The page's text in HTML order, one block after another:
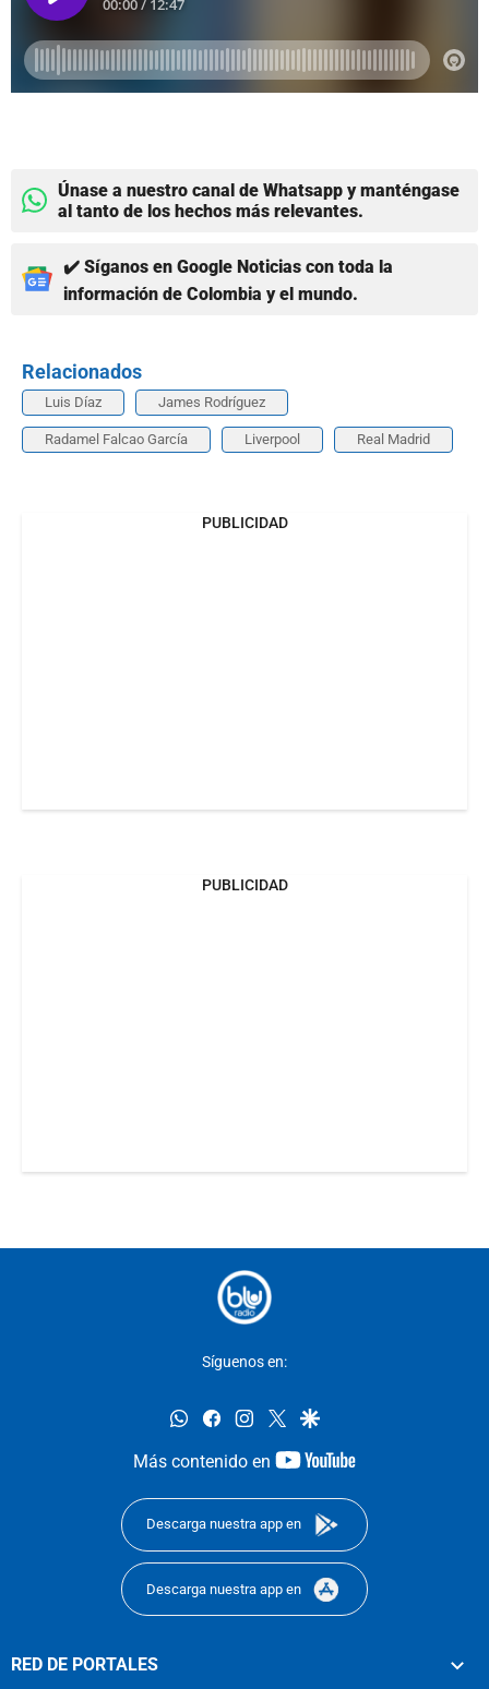
Únase a nuestro canal de Whatsapp y manténgase
al tanto de los hechos más relevantes.
✔️ Síganos en Google Noticias con toda la
información de Colombia y el mundo.
Relacionados
Luis Díaz James Rodríguez
Radamel Falcao García Liverpool Real Madrid
PUBLICIDAD
PUBLICIDAD
Síguenos en:
whatsappfacebookinstagram
twittergoogle
Más contenido en
youtube-
Descarga nuestra app en
Descarga nuestra app en
RED DE PORTALES